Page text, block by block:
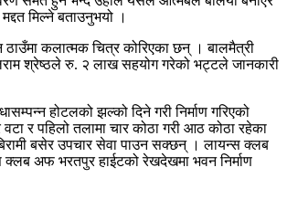
मिल्ने बताउनुभयो ।
ठाउँमा कलात्मक चित्र कोरिएका छन् । बालमैत्री
श्रेष्ठले रु. २ लाख सहयोग गरेको भट्टले जानकारी
होटलको झल्को दिने गरी निर्माण गरिएको
र पहिलो तलामा चार कोठा गरी आठ कोठा रहेका
बसेर उपचार सेवा पाउन सक्छन् । लायन्स क्लब
क्लब अफ भरतपुर हाईटको रेखदेखमा भवन निर्माण